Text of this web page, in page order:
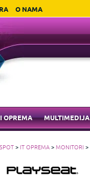
O NAMA
OPREMA MULTIMEDIJA
> IT OPREMA>MONITORI >